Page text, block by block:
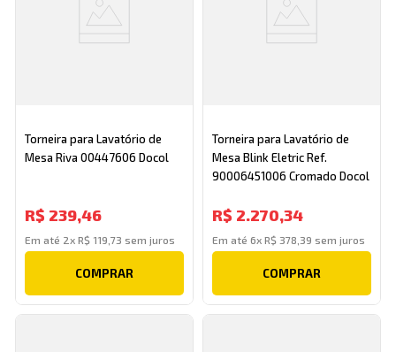
Torneira para Lavatório de
Mesa Riva 00447606 Docol
R$ 239,46
Em até 2xR$ 119 ,73 sem juros
COMPRAR
Torneira para Lavatório de
Mesa Blink Eletric Ref.
90006451006 Cromado Docol
R$ 2.270,34
Em até 6x R$ 378 39 sem juros
COMPRAR